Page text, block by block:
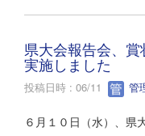
県大会報告会、
実施しました
投稿日時 : 06/11 管
６月１０日（水）、県